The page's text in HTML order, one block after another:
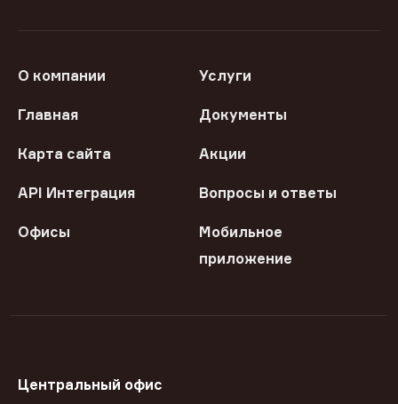
О компании Услуги
Главная Документы
Карта сайта Акции
API Интеграция Вопросы и ответы
Офисы
Мобильное
приложение
Центральный офис